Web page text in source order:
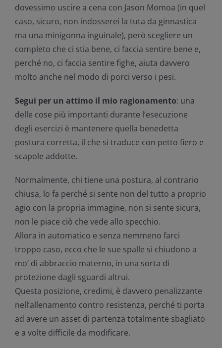
dovessimo uscire a cena con Jason Momoa (in quel
caso, sicuro, non indosserei la tuta da ginnastica
ma una minigonna inguinale), però scegliere un
completo che ci stia bene, ci faccia sentire bene e,
perché no, ci faccia sentire fighe, aiuta davvero
molto anche nel modo di porci verso i pesi.
Segui per un attimo il mio ragionamento: una
delle cose più importanti durante l’esecuzione
degli esercizi è mantenere quella benedetta
postura corretta, il che si traduce con petto fiero e
scapole addotte.
Normalmente, chi tiene una postura, al contrario
chiusa, lo fa perché si sente non del tutto a proprio
agio con la propria immagine, non si sente sicura,
non le piace ciò che vede allo specchio.
Allora in automatico e senza nemmeno farci
troppo caso, ecco che le sue spalle si chiudono a
mo’ di abbraccio materno, in una sorta di
protezione dagli sguardi altrui.
Questa posizione, credimi, è davvero penalizzante
nell’allenamento contro resistenza, perché ti porta
ad avere un asset di partenza totalmente sbagliato
e a volte difficile da modificare.